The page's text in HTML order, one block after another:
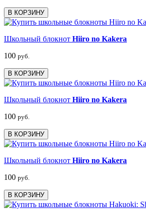
В КОРЗИНУ
Школьный блокнот Hiiro no Kakera
100 руб.
В КОРЗИНУ
Школьный блокнот Hiiro no Kakera
100 руб.
В КОРЗИНУ
Школьный блокнот Hiiro no Kakera
100 руб.
В КОРЗИНУ